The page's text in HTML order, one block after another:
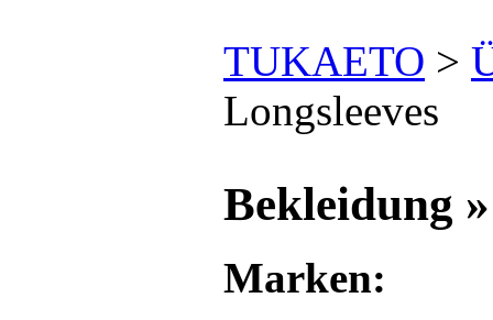
TUKAETO >
Longsleeves
Bekleidung
Marken: